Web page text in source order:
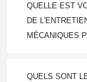
QUELLE EST
DE
MÉCANIQUES
QUELS SONT